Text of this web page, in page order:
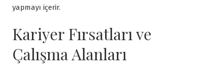
yapmayı içerir.
Kariyer Fırsatları ve
Çalışma Alanları